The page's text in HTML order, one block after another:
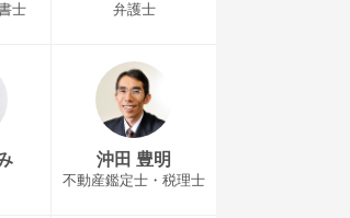
士 弁護士
沖田 豊明
不動産鑑定士・税理士